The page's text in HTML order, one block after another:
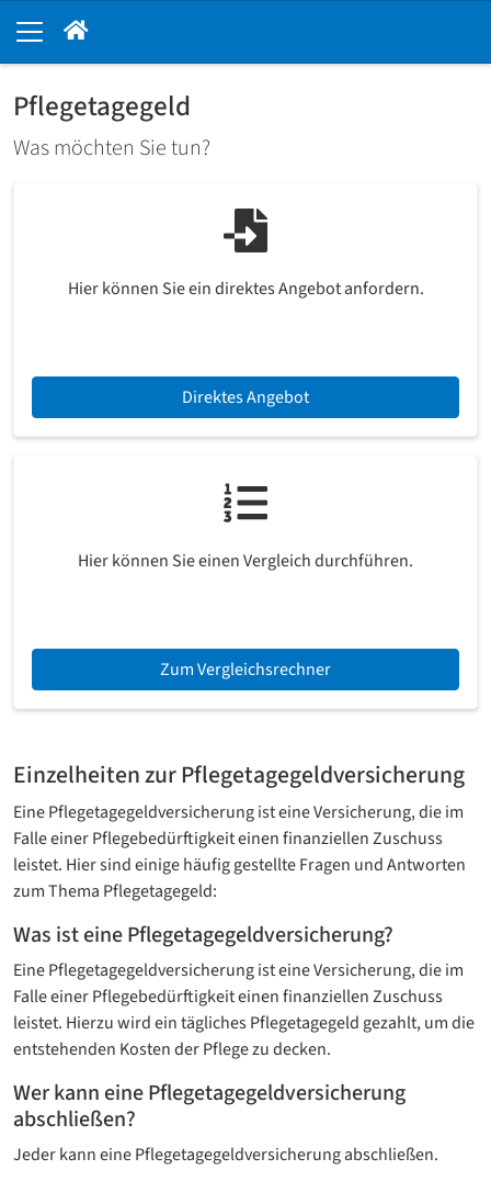
Pflegetagegeld
Was möchten Sie tun?
Hier können Sie ein direktes Angebot anfordern.
Direktes Angebot
Hier können Sie einen Vergleich durchführen.
Zum Vergleichsrechner
Einzelheiten zur Pflegetagegeld­versicherung
Eine Pflegetagegeld­versicherung ist eine Versicherung, die im
Falle einer Pflegebedürftigkeit einen finanziellen Zuschuss
leistet. Hier sind einige häufig gestellte Fragen und Antworten
zum Thema Pflegetagegeld:
Was ist eine Pflegetagegeld­versicherung?
Eine Pflegetagegeld­versicherung ist eine Versicherung, die im
Falle einer Pflegebedürftigkeit einen finanziellen Zuschuss
leistet. Hierzu wird ein tägliches Pflegetagegeld gezahlt, um die
entstehenden Kosten der Pflege zu decken.
Wer kann eine Pflegetagegeld­versicherung
abschließen?
Jeder kann eine Pflegetagegeld­versicherung abschließen.